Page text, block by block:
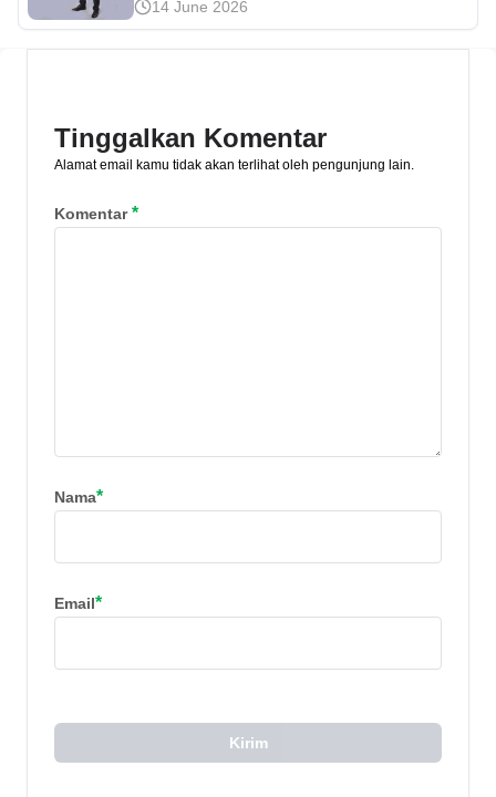
Pelajari penyebab dan solusinya mulai
dari koneksi internet hingga cache
14 June 2026
Tinggalkan Komentar
Alamat email kamu tidak akan terlihat oleh pengunjung lain.
Komentar*
Nama*
Email*
Kirim